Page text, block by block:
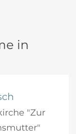
in
"Zur